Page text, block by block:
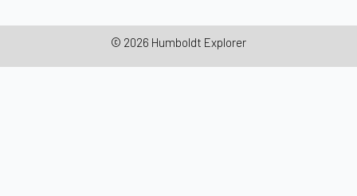
© 2026 Humboldt Explorer